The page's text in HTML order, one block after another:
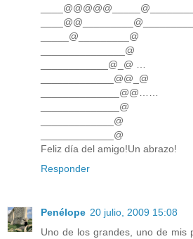
_____@_________@
_______________@
____________@_@ …
_____________@@_@
______________@@……
______________@
_____________@
_____________@
Feliz día del amigo!Un abrazo!
Responder
Penélope 20 julio, 2009 15:08
Uno de los grandes, uno de mis